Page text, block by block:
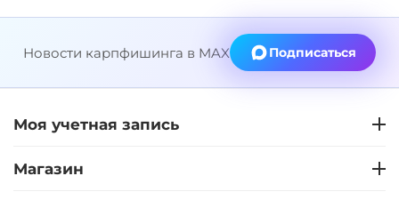
Новости карпфишинга в MAX Подписаться
Моя учетная запись
Магазин